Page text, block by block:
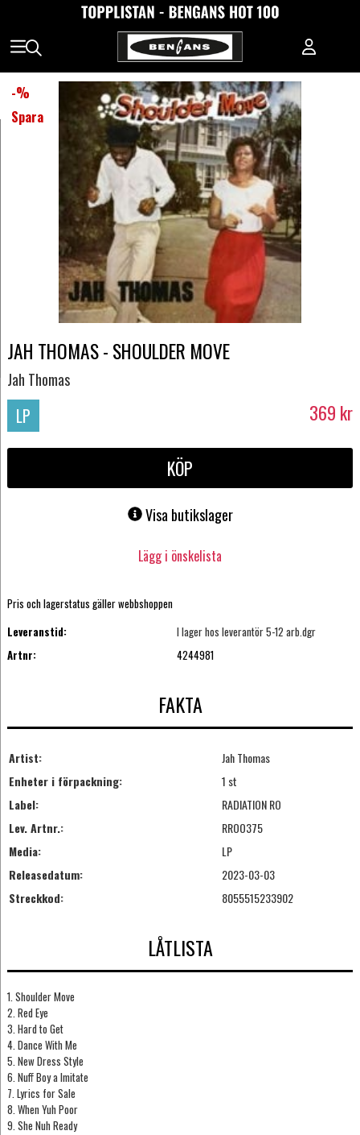
-%
Spara
JAH THOMAS - SHOULDER MOVE
Jah Thomas
LP 369 kr
KÖP
Visa butikslager
Lägg i önskelista
Pris och lagerstatus gäller webbshoppen
Leveranstid:
I lager hos leverantör 5-12 arb.dgr
Artnr:
4244981
FAKTA
Artist:
Jah Thomas
Enheter i förpackning:
1 st
Label:
RADIATION RO
Lev. Artnr.:
RROO375
Media:
LP
Releasedatum:
2023-03-03
Streckkod:
8055515233902
LÅTLISTA
1. Shoulder Move
2. Red Eye
3. Hard to Get
4. Dance With Me
5. New Dress Style
6. Nuff Boy a Imitate
7. Lyrics for Sale
8. When Yuh Poor
9. She Nuh Ready